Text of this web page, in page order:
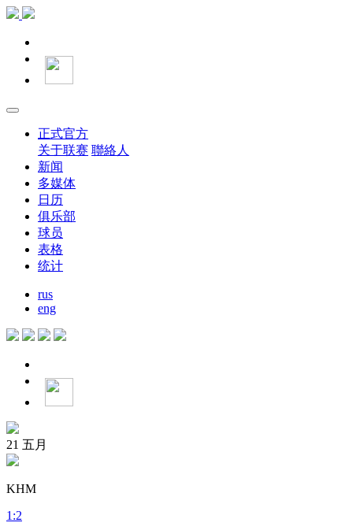
正式官方
关于联赛 聯絡人
新闻
多媒体
日历
俱乐部
球员
表格
统计
rus
eng
21 五月
KHM
1 :2